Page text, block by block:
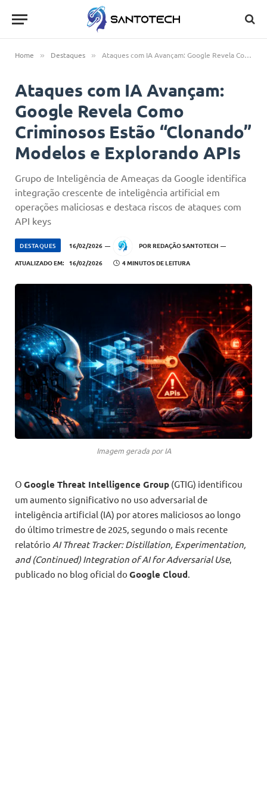
Home » Destaques » Ataques com IA Avançam: Google Revela Como Criminosos Estão “Clonando” Modelos e Explorando APIs
Ataques com IA Avançam:
Google Revela Como
Criminosos Estão “Clonando”
Modelos e Explorando APIs
Grupo de Inteligência de Ameaças da Google identifica
integração crescente de inteligência artificial em
operações maliciosas e destaca riscos de ataques com
API keys
DESTAQUES 16/02/2026 POR REDAÇÃO SANTOTECH
ATUALIZADO EM: 16/02/2026 4 MINUTOS DE LEITURA
Imagem gerada por IA
O Google Threat Intelligence Group (GTIG) identificou
um aumento significativo no uso adversarial de
inteligência artificial (IA) por atores maliciosos ao longo
do último trimestre de 2025, segundo o mais recente
relatório AI Threat Tracker: Distillation, Experimentation,
and (Continued) Integration of AI for Adversarial Use,
publicado no blog oficial do Google Cloud.